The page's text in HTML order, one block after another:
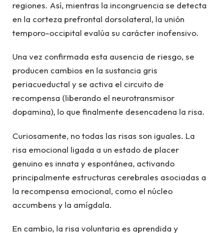
regiones. Así, mientras la incongruencia se detecta
en la corteza prefrontal dorsolateral, la unión
temporo-occipital evalúa su carácter inofensivo.
Una vez confirmada esta ausencia de riesgo, se
producen cambios en la sustancia gris
periacueductal y se activa el circuito de
recompensa (liberando el neurotransmisor
dopamina), lo que finalmente desencadena la risa.
Curiosamente, no todas las risas son iguales. La
risa emocional ligada a un estado de placer
genuino es innata y espontánea, activando
principalmente estructuras cerebrales asociadas a
la recompensa emocional, como el núcleo
accumbens y la amígdala.
En cambio, la risa voluntaria es aprendida y